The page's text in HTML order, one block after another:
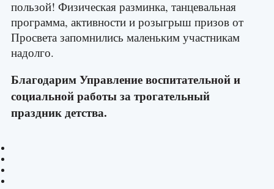
пользой! Физическая разминка, танцевальная
программа, активности и розыгрыш призов от
Просвета запомнились маленьким участникам
надолго.
БлагодаримУправление воспитательной и
социальной работыза трогательный
праздник детства.